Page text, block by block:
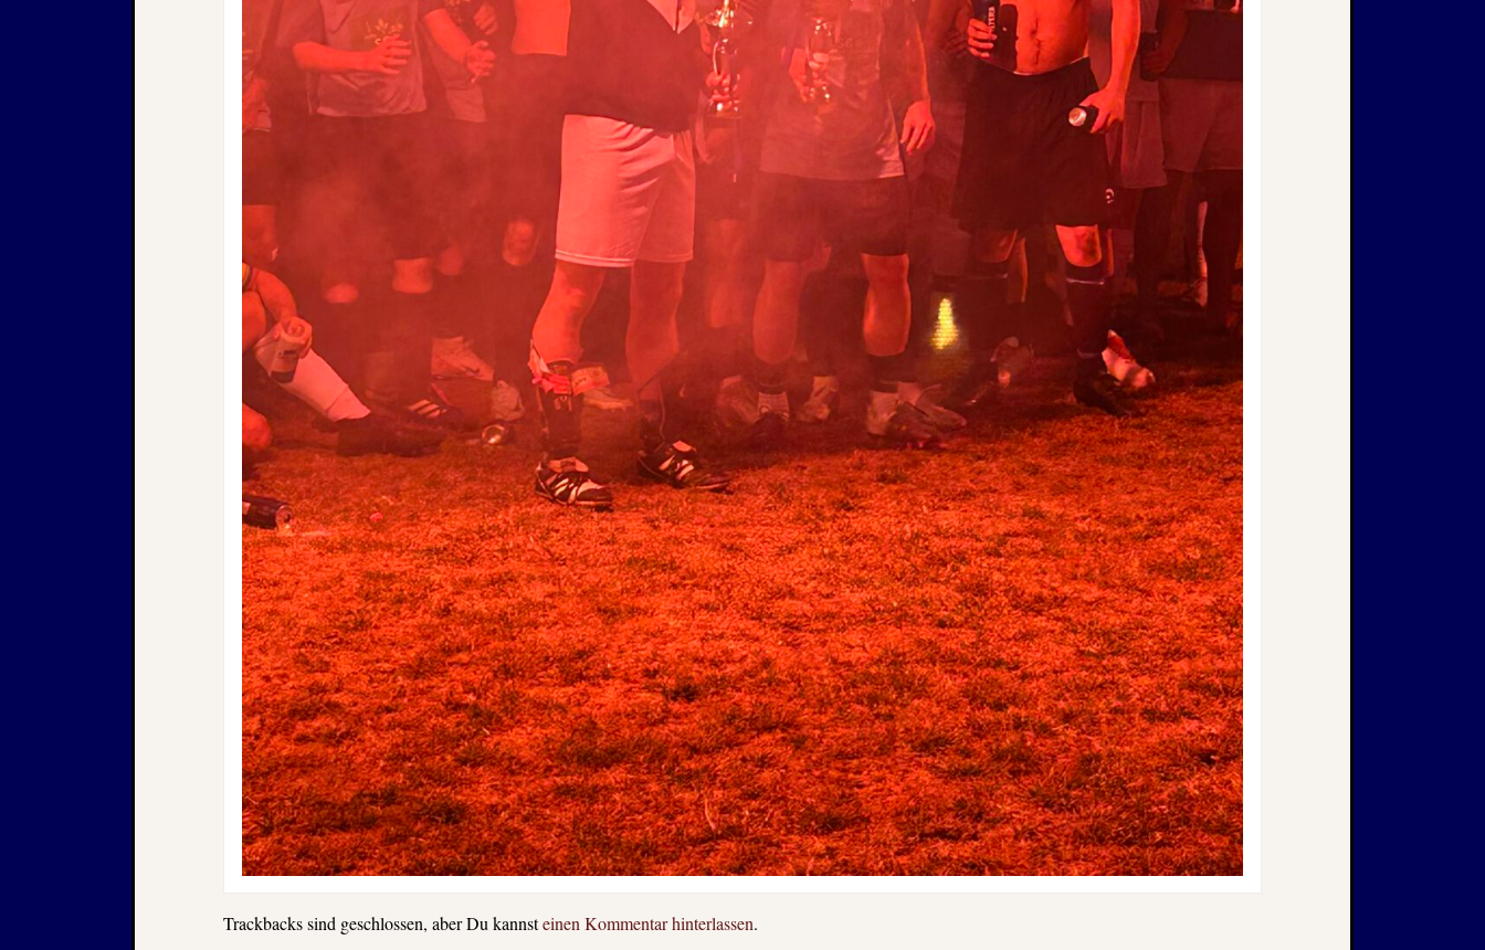
Trackbacks sind geschlossen, aber Du kannsteinen Kommentar hinterlassen.